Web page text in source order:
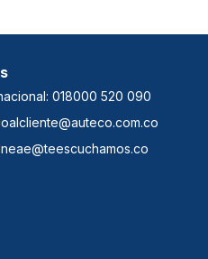
018000 520 090